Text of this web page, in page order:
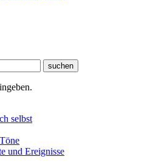
selbst
und Ereignisse